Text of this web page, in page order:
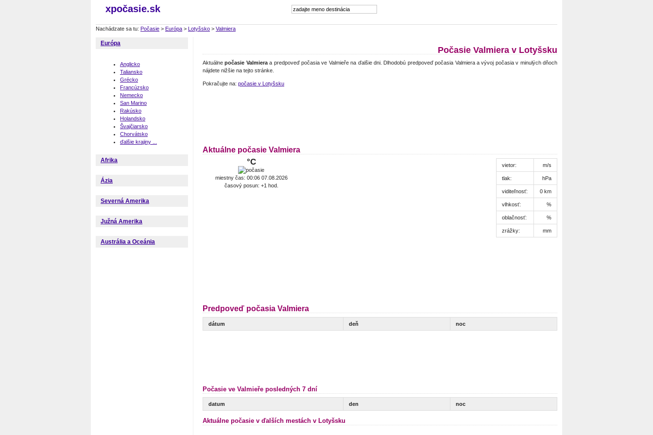
xpočasie.sk
Nachádzate sa tu: Počasie > Európa > Lotyšsko > Valmiera
Európa
Anglicko
Taliansko
Grécko
Francúzsko
Nemecko
San Marino
Rakúsko
Holandsko
Švajčiarsko
Chorvátsko
ďalšie krajiny ...
Afrika
Ázia
Severná Amerika
Južná Amerika
Austrália a Oceánia
Počasie Valmiera v Lotyšsku
Aktuálnepočasie Valmieraa predpoveď počasia ve Valmieře na ďalšie dni. Dlhodobú predpoveď počasia Valmiera a vývoj počasia v minulých dňoch
nájdete nižšie na tejto stránke.
Pokračujte na: počasie v Lotyšsku
Aktuálne počasie Valmiera
°C
miestny čas: 00:06 07.08.2026
časový posun: +1 hod.
vietor: m/s
tlak: hPa
viditeľnosť: 0 km
vlhkosť: %
oblačnosť: %
zrážky: mm
Predpoveď počasia Valmiera
dátum deň noc
Počasie ve Valmieře posledných 7 dní
datum den noc
Aktuálne počasie v ďalších mestách v Lotyšsku